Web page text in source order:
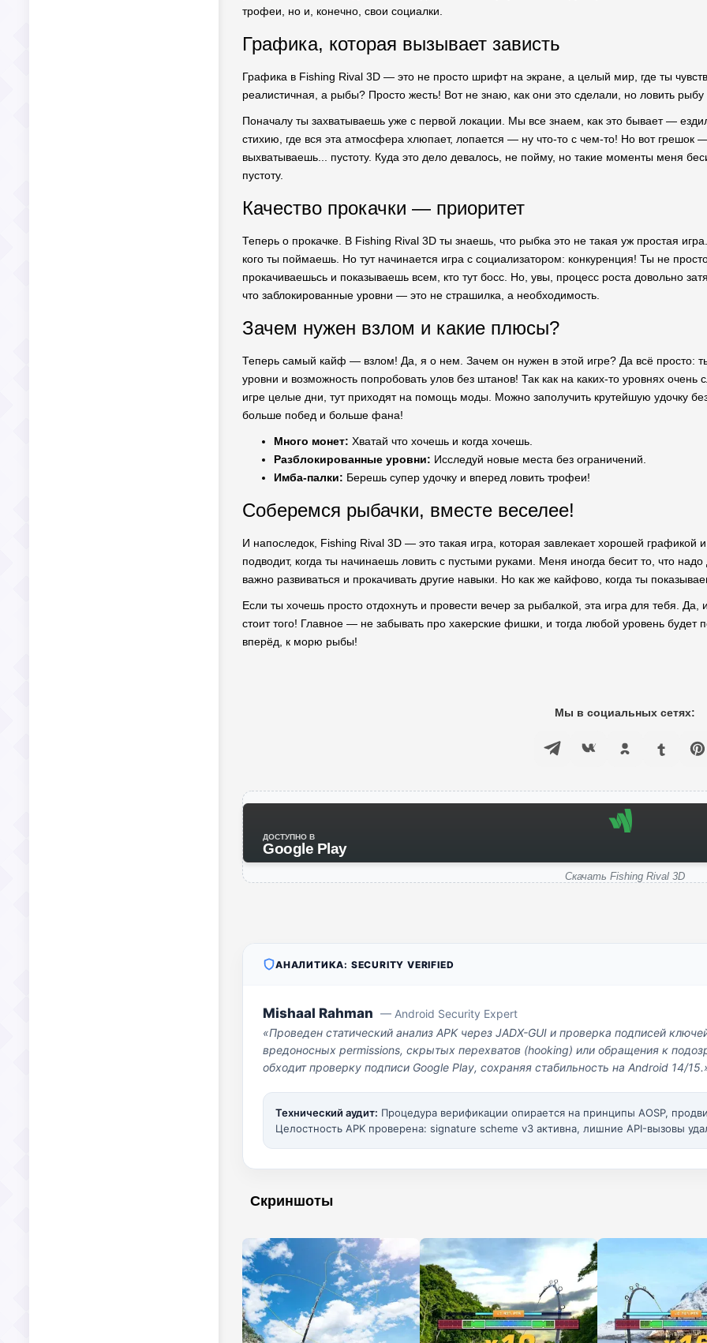
трофеи, но и, конечно, свои социалки.
Графика, которая вызывает зависть
Графика в Fishing Rival 3D — это не просто шрифт на экране, а целый мир, где ты
реалистичная, а рыбы? Просто жесть! Вот не знаю, как они это сделали, но ловить рыбу
Поначалу ты захватываешь уже с первой локации. Мы все знаем, как это бывает —
стихию, где вся эта атмосфера хлюпает, лопается — ну что-то с чем-то! Но вот
выхватываешь... пустоту. Куда это дело девалось, не пойму, но такие моменты меня
пустоту.
Качество прокачки — приоритет
Теперь о прокачке. В Fishing Rival 3D ты знаешь, что рыбка это не такая уж простая
кого ты поймаешь. Но тут начинается игра с социализатором: конкуренция! Ты не
прокачиваешьсь и показываешь всем, кто тут босс. Но, увы, процесс роста довольно
что заблокированные уровни — это не страшилка, а необходимость.
Зачем нужен взлом и какие плюсы?
Теперь самый кайф — взлом! Да, я о нем. Зачем он нужен в этой игре? Да всё просто:
уровни и возможность попробовать улов без штанов! Так как на каких-то уровнях
игре целые дни, тут приходят на помощь моды. Можно заполучить крутейшую удочку
больше побед и больше фана!
Много монет: Хватай что хочешь и когда хочешь.
Разблокированные уровни: Исследуй новые места без ограничений.
Имба-палки: Берешь супер удочку и вперед ловить трофеи!
Соберемся рыбачки, вместе веселее!
И напоследок, Fishing Rival 3D — это такая игра, которая завлекает хорошей
подводит, когда ты начинаешь ловить с пустыми руками. Меня иногда бесит то, что
важно развиваться и прокачивать другие навыки. Но как же кайфово, когда ты
Если ты хочешь просто отдохнуть и провести вечер за рыбалкой, эта игра для тебя.
стоит того! Главное — не забывать про хакерские фишки, и тогда любой уровень
вперёд, к морю рыбы!
Мы в социальных сетях:
ДОСТУПНО В
Google Play
Скачать Fishing Rival 3D
АНАЛИТИКА: SECURITY VERIFIED
Mishaal Rahman — Android Security Expert
«Проведен статический анализ APK через JADX-GUI и проверка подписей
вредоносных permissions, скрытых перехватов (hooking) или обращения к
обходит проверку подписи Google Play, сохраняя стабильность на Android 14/
Технический аудит: Процедура верификации опирается на принципы AOSP,
Целостность APK проверена: signature scheme v3 активна, лишние API-вызовы
Скриншоты